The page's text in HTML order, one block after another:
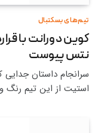
تیم‌های بسکتبال
کوین دورانت با
نتس پیوست
استیت از این تیم رنگ